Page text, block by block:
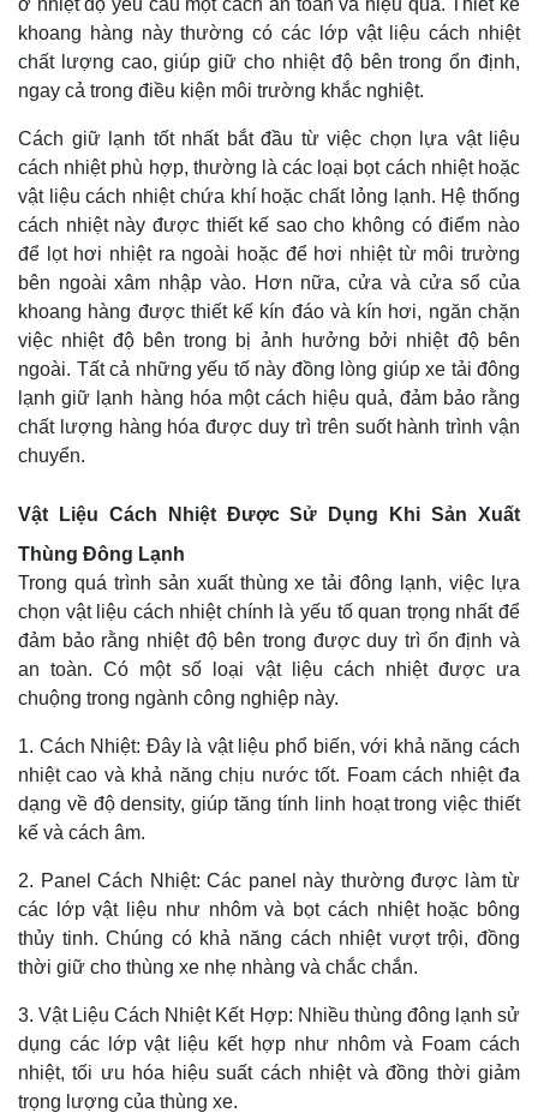
ở nhiệt độ yêu cầu một cách an toàn và hiệu quả. Thiết kế
khoang hàng này thường có các lớp vật liệu cách nhiệt
chất lượng cao, giúp giữ cho nhiệt độ bên trong ổn định,
ngay cả trong điều kiện môi trường khắc nghiệt.
Cách giữ lạnh tốt nhất bắt đầu từ việc chọn lựa vật liệu
cách nhiệt phù hợp, thường là các loại bọt cách nhiệt hoặc
vật liệu cách nhiệt chứa khí hoặc chất lỏng lạnh. Hệ thống
cách nhiệt này được thiết kế sao cho không có điểm nào
để lọt hơi nhiệt ra ngoài hoặc để hơi nhiệt từ môi trường
bên ngoài xâm nhập vào. Hơn nữa, cửa và cửa sổ của
khoang hàng được thiết kế kín đáo và kín hơi, ngăn chặn
việc nhiệt độ bên trong bị ảnh hưởng bởi nhiệt độ bên
ngoài. Tất cả những yếu tố này đồng lòng giúp xe tải đông
lạnh giữ lạnh hàng hóa một cách hiệu quả, đảm bảo rằng
chất lượng hàng hóa được duy trì trên suốt hành trình vận
chuyển.
Vật Liệu Cách Nhiệt Được Sử Dụng Khi Sản Xuất
Thùng Đông Lạnh
Trong quá trình sản xuất thùng xe tải đông lạnh, việc lựa
chọn vật liệu cách nhiệt chính là yếu tố quan trọng nhất để
đảm bảo rằng nhiệt độ bên trong được duy trì ổn định và
an toàn. Có một số loại vật liệu cách nhiệt được ưa
chuộng trong ngành công nghiệp này.
1. Cách Nhiệt: Đây là vật liệu phổ biến, với khả năng cách
nhiệt cao và khả năng chịu nước tốt. Foam cách nhiệt đa
dạng về độ density, giúp tăng tính linh hoạt trong việc thiết
kế và cách âm.
2. Panel Cách Nhiệt: Các panel này thường được làm từ
các lớp vật liệu như nhôm và bọt cách nhiệt hoặc bông
thủy tinh. Chúng có khả năng cách nhiệt vượt trội, đồng
thời giữ cho thùng xe nhẹ nhàng và chắc chắn.
3. Vật Liệu Cách Nhiệt Kết Hợp: Nhiều thùng đông lạnh sử
dụng các lớp vật liệu kết hợp như nhôm và Foam cách
nhiệt, tối ưu hóa hiệu suất cách nhiệt và đồng thời giảm
trọng lượng của thùng xe.